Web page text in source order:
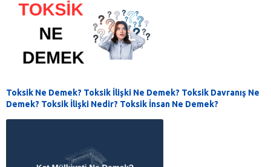
Toksik Ne Demek? Toksik İlişki Ne Demek? Toksik Davranış Ne
Demek? Toksik İlişki Nedir? Toksik İnsan Ne Demek?